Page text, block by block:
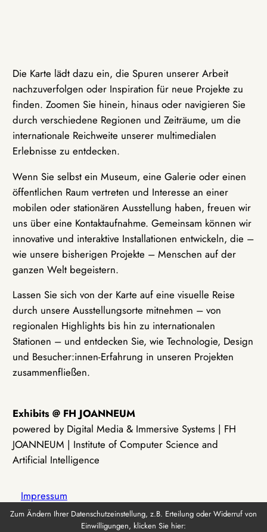
Die Karte lädt dazu ein, die Spuren unserer Arbeit
nachzuverfolgen oder Inspiration für neue Projekte zu
finden. Zoomen Sie hinein, hinaus oder navigieren Sie
durch verschiedene Regionen und Zeiträume, um die
internationale Reichweite unserer multimedialen
Erlebnisse zu entdecken.
Wenn Sie selbst ein Museum, eine Galerie oder einen
öffentlichen Raum vertreten und Interesse an einer
mobilen oder stationären Ausstellung haben, freuen wir
uns über eine Kontaktaufnahme. Gemeinsam können wir
innovative und interaktive Installationen entwickeln, die –
wie unsere bisherigen Projekte – Menschen auf der
ganzen Welt begeistern.
Lassen Sie sich von der Karte auf eine visuelle Reise
durch unsere Ausstellungsorte mitnehmen – von
regionalen Highlights bis hin zu internationalen
Stationen – und entdecken Sie, wie Technologie, Design
und Besucher:innen-Erfahrung in unseren Projekten
zusammenfließen.
Exhibits @ FH JOANNEUM
powered by Digital Media & Immersive Systems | FH
JOANNEUM | Institute of Computer Science and
Artificial Intelligence
Impressum
Zum Ändern Ihrer Datenschutzeinstellung, z.B. Erteilung oder Widerruf von
Einwilligungen, klicken Sie hier: